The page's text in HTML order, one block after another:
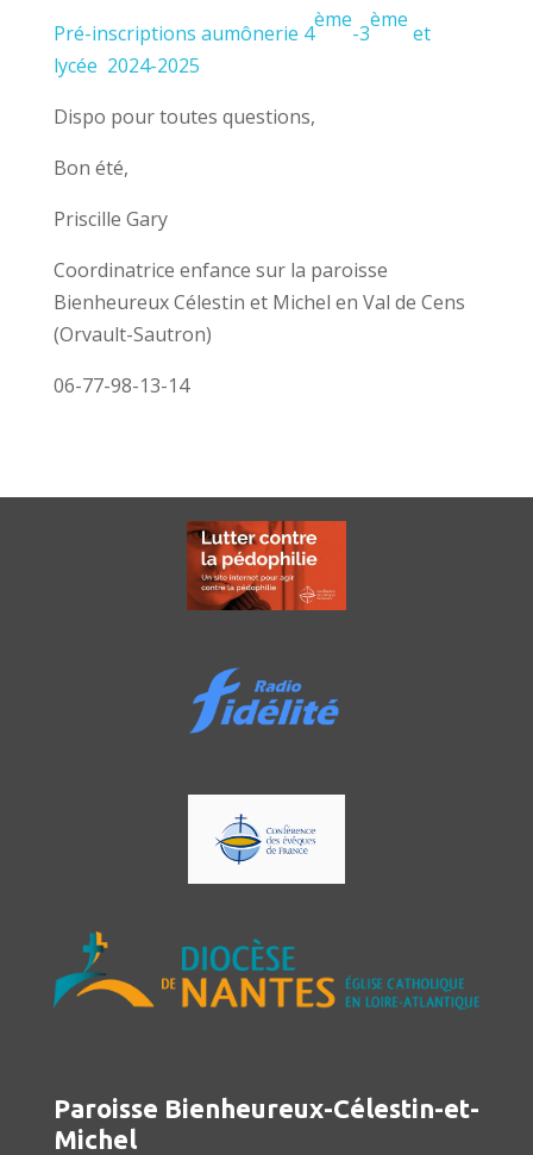
Pré-inscriptions aumônerie 4
ème
-3
ème
et
lycée 2024-2025
Dispo pour toutes questions,
Bon été,
Priscille Gary
Coordinatrice enfance sur la paroisse
Bienheureux Célestin et Michel en Val de Cens
(Orvault-Sautron)
06-77-98-13-14
Paroisse Bienheureux-Célestin-et-
Michel